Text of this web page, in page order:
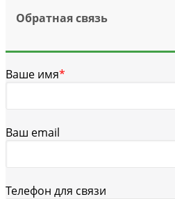
Обратная связь
Ваше имя*
Ваш email
Телефон для связи